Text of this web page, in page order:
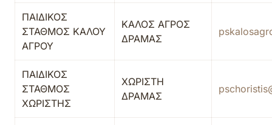
ΠΑΙΔΙΚΟΣ
ΣΤΑΘΜΟΣ ΚΑΛΟΥ
ΑΓΡΟΥ
ΚΑΛΟΣ ΑΓΡΟΣ
ΔΡΑΜΑΣ
ΠΑΙΔΙΚΟΣ
ΣΤΑΘΜΟΣ
ΧΩΡΙΣΤΗΣ
ΧΩΡΙΣΤΗ
ΔΡΑΜΑΣ